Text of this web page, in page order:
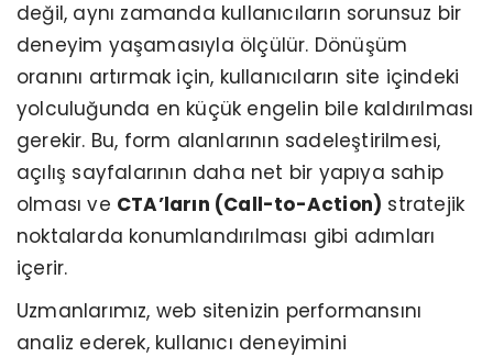
değil, aynı zamanda kullanıcıların sorunsuz bir
deneyim yaşamasıyla ölçülür. Dönüşüm
oranını artırmak için, kullanıcıların site içindeki
yolculuğunda en küçük engelin bile kaldırılması
gerekir. Bu, form alanlarının sadeleştirilmesi,
açılış sayfalarının daha net bir yapıya sahip
olması ve CTA’ların (Call-to-Action) stratejik
noktalarda konumlandırılması gibi adımları
içerir.
Uzmanlarımız, web sitenizin performansını
analiz ederek, kullanıcı deneyimini